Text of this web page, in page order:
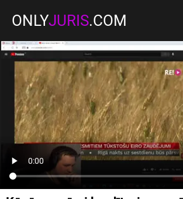
ONLYJURIS.COM